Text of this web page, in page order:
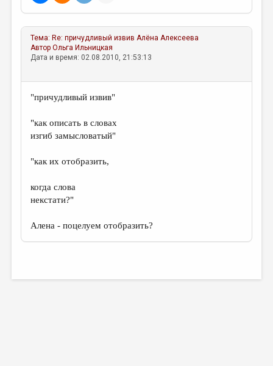
ВКОНТАКТЕ
Тема: Re: причудливый извив Алёна Алексеева
АвторОльга Ильницкая
Дата и время: 02.08.2010, 21:53:13
"причудливый извив"
"как описать в словах
изгиб замысловатый"
"как их отобразить,
когда слова
некстати?"
Алена - поцелуем отобразить?